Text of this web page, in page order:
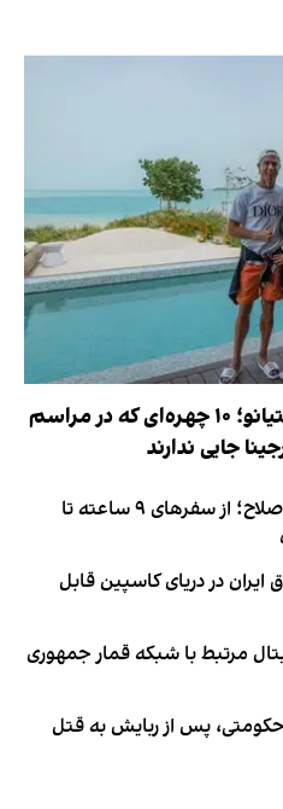
لیست ممنوعه کریستیانو؛ ۱۰ چهره‌ای که در مراسم
جایی ندارند
روایت فداکاری‌های محمد صلاح؛ از سفرهای ۹ ساعته تا
در دریای کاسپین قابل
مرتبط با شبکه قمار جمهوری
پس از ربایش به قتل